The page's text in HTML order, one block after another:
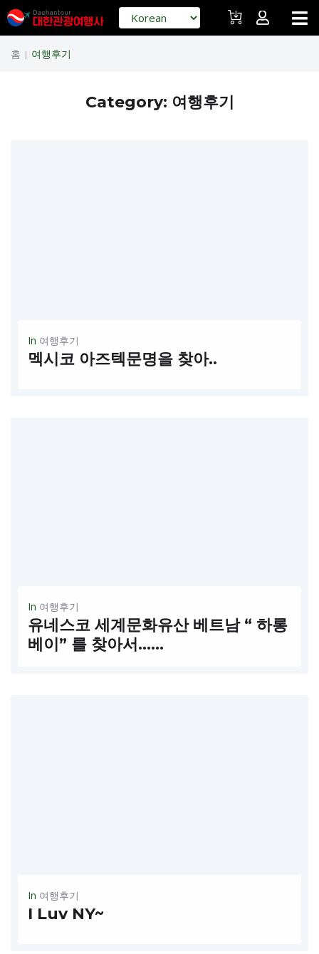
홈 | 여행후기
Category: 여행후기
In 여행후기
멕시코 아즈텍문명을 찾아..
In 여행후기
유네스코 세계문화유산 베트남 “ 하롱
베이” 를 찾아서……
In 여행후기
I Luv NY~